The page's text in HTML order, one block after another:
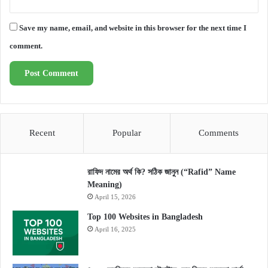
Save my name, email, and website in this browser for the next time I
comment.
Recent Popular Comments
রাফিদ নামের অর্থ কি? সঠিক জানুন (“Rafid” Name
Meaning)
April 15, 2026
Top 100 Websites in Bangladesh
April 16, 2025